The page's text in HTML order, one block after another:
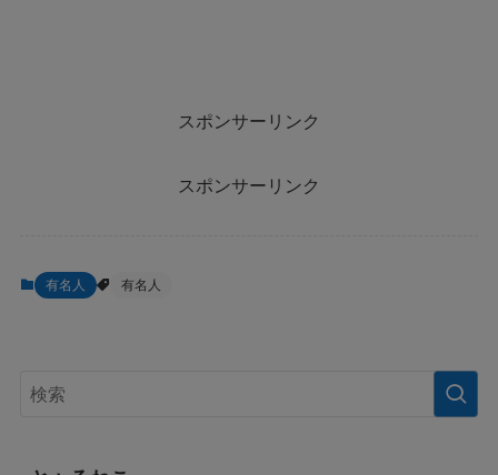
スポンサーリンク
スポンサーリンク
有名人 有名人